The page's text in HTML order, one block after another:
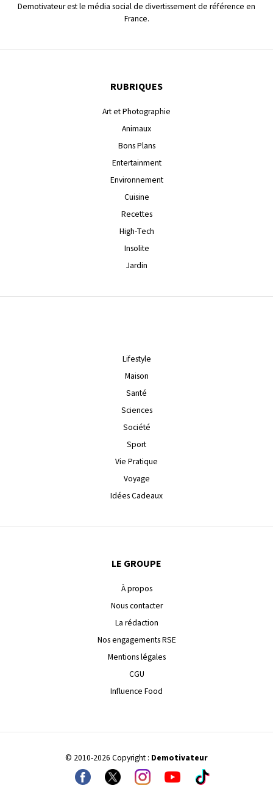
Demotivateur est le média social de divertissement de référence en
France.
RUBRIQUES
Art et Photographie
Animaux
Bons Plans
Entertainment
Environnement
Cuisine
Recettes
High-Tech
Insolite
Jardin
Lifestyle
Maison
Santé
Sciences
Société
Sport
Vie Pratique
Voyage
Idées Cadeaux
LE GROUPE
À propos
Nous contacter
La rédaction
Nos engagements RSE
Mentions légales
CGU
Influence Food
© 2010-2026 Copyright : Demotivateur